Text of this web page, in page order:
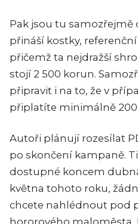
Pak jsou tu samozřejmě
přináší kostky,
přičemž ta nejdražší
stojí 2 500 korun.
připravit i na to, že v
připlatíte minimálně
Autoři plánují rozesílat
po skončení kampaně.
dostupné koncem
května tohoto roku,
chcete nahlédnout pod